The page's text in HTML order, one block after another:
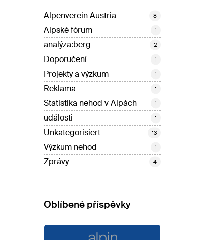
Alpenverein Austria 8
Alpské fórum 1
analýza:berg 2
Doporučení 1
Projekty a výzkum 1
Reklama 1
Statistika nehod v Alpách 1
události 1
Unkategorisiert 13
Výzkum nehod 1
Zprávy 4
Oblíbené příspěvky